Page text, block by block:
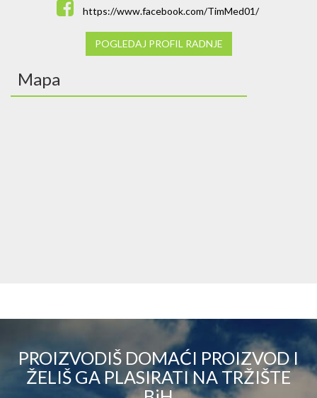
https://www.facebook.com/TimMed01/
POGLEDAJ PROFIL RADNJE
Mapa
PROIZVODIŠ DOMAĆI PROIZVOD I
ŽELIŠ GA PLASIRATI NA TRŽIŠTE